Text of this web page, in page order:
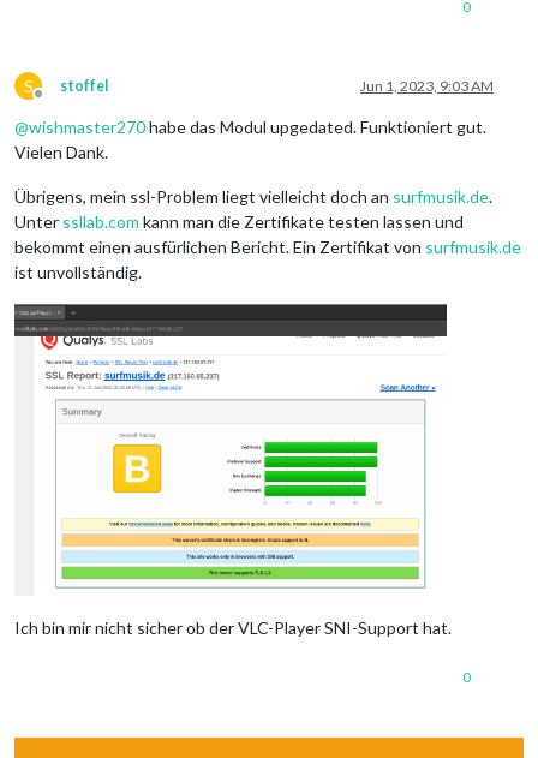
0
S
Offline
stoffel Jun 1, 2023, 9:03 AM
@wishmaster270habe das Modul upgedated. Funktioniert gut.
Vielen Dank.
Übrigens, mein ssl-Problem liegt vielleicht doch an surfmusik.de.
Unter ssllab.com kann man die Zertifikate testen lassen und
bekommt einen ausfürlichen Bericht. Ein Zertifikat von surfmusik.de
ist unvollständig.
Ich bin mir nicht sicher ob der VLC-Player SNI-Support hat.
0